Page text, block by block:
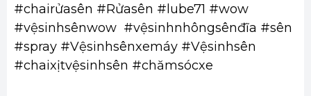
#chairửasên #Rửasên #lube71 #wow
#vệsinhsênwow #vệsinhnhôngsênđĩa #sên
#spray #Vệsinhsênxemáy #Vệsinhsên
#chaixịtvệsinhsên #chămsócxe